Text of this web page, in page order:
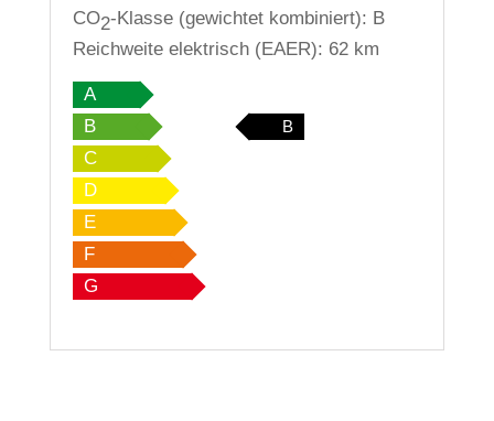
CO2-Klasse (gewichtet kombiniert): B
Reichweite elektrisch (EAER): 62 km
A
B
B
C
D
E
F
G